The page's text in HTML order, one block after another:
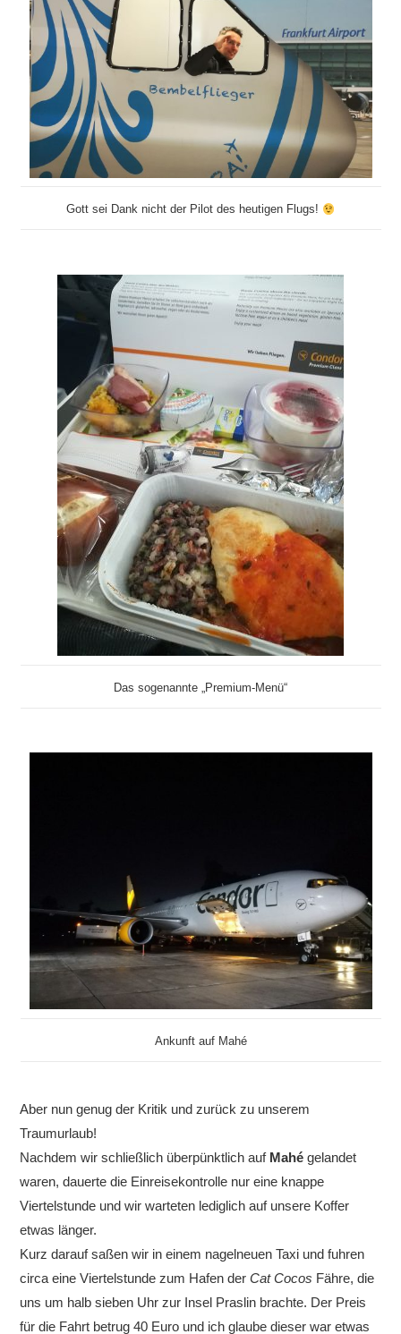
Gott sei Dank nicht der Pilot des heutigen Flugs!
Das sogenannte „Premium-Menü“
Ankunft auf Mahé
Aber nun genug der Kritik und zurück zu unserem
Traumurlaub!
Nachdem wir schließlich überpünktlich auf Mahé gelandet
waren, dauerte die Einreisekontrolle nur eine knappe
Viertelstunde und wir warteten lediglich auf unsere Koffer
etwas länger.
Kurz darauf saßen wir in einem nagelneuen Taxi und fuhren
circa eine Viertelstunde zum Hafen der Cat Cocos Fähre, die
uns um halb sieben Uhr zur Insel Praslin brachte. Der Preis
für die Fahrt betrug 40 Euro und ich glaube dieser war etwas